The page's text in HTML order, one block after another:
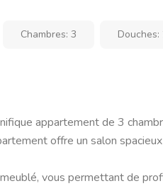
Chambres: 3 Douches:
appartement de 3
offre un salon
vous permettant de